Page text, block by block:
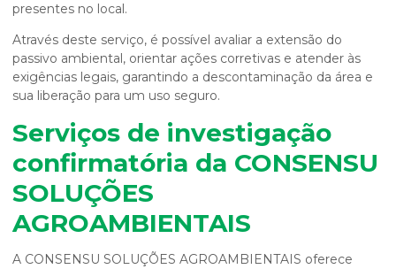
presentes no local.
Através deste serviço, é possível avaliar a extensão do
passivo ambiental, orientar ações corretivas e atender às
exigências legais, garantindo a descontaminação da área e
sua liberação para um uso seguro.
Serviços de investigação
confirmatória da CONSENSU
SOLUÇÕES
AGROAMBIENTAIS
A CONSENSU SOLUÇÕES AGROAMBIENTAIS oferece